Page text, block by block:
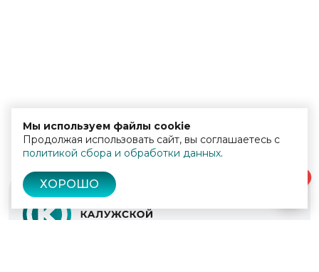
Мы используем файлы cookie
Продолжая использовать сайт, вы соглашаетесь с
политикой сбора и обработки данных.
ХОРОШО